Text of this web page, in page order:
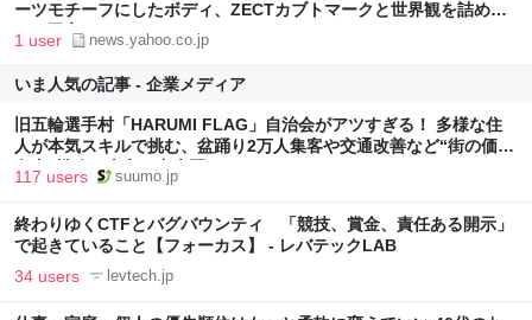
ーツモチーフにしたボディ、ZECTカブトマークと世界観を詰め込
んだ限定アイテム（アニメ！アニメ！） - Yahoo!ニュース
1 user news.yahoo.co.jp
いま人気の記事 - 企業メディア
旧五輪選手村「HARUMI FLAG」自治会がアツすぎる！ 多様な住
人が本気スキルで挑む、盆踊り2万人集客や交通改善など“街の価値
向上”戦略 東京・中央区
117 users suumo.jp
終わりゆくCTFとバグバウンティ 「競技、賞金、責任ある開示」
で起きていること【フォーカス】 - レバテックLAB
34 users levtech.jp